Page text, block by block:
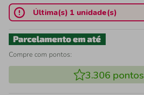
Última(s) 1 unidade(s)
Compre com pontos:
3.306 pontos